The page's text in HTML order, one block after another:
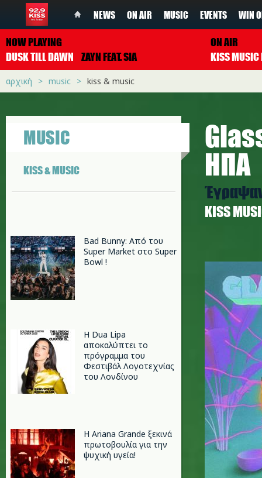
NEWS ON AIR MUSIC EVENTS WIN
NOW PLAYING
DUSK TILL DAWN
ZAYN FEAT. SIA
ON AIR
αρχική music kiss & music
MUSIC
KISS & MUSIC
Bad Bunny: Από του
Super Market στο Super
Bowl !
Η Dua Lipa
αποκαλύπτει το
πρόγραμμα του
Φεστιβάλ Λογοτεχνίας
του Λονδίνου
Η Ariana Grande ξεκινά
πρωτοβουλία για την
ψυχική υγεία!
ΗΠΑ
ΚISS